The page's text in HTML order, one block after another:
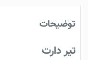
توضیحات
تیر دارت